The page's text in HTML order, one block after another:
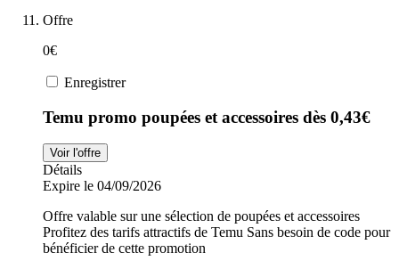
Offre
0€
Enregistrer
Temu promo poupées et accessoires dès 0,43€
Voir l'offre
Détails
Expire le 04/09/2026
Offre valable sur une sélection de poupées et accessoires
Profitez des tarifs attractifs de Temu Sans besoin de code pour
bénéficier de cette promotion